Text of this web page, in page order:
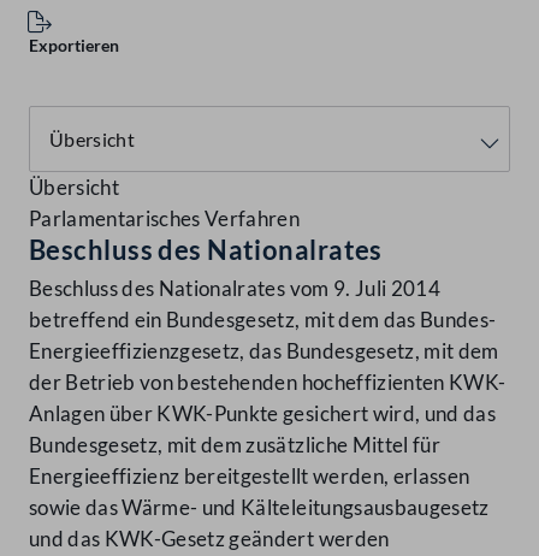
Exportieren
Übersicht
Parlamentarisches Verfahren
Beschluss des Nationalrates
Beschluss des Nationalrates vom 9. Juli 2014
betreffend ein Bundesgesetz, mit dem das Bundes-
Energieeffizienzgesetz, das Bundesgesetz, mit dem
der Betrieb von bestehenden hocheffizienten KWK-
Anlagen über KWK-Punkte gesichert wird, und das
Bundesgesetz, mit dem zusätzliche Mittel für
Energieeffizienz bereitgestellt werden, erlassen
sowie das Wärme- und Kälteleitungsausbaugesetz
und das KWK-Gesetz geändert werden